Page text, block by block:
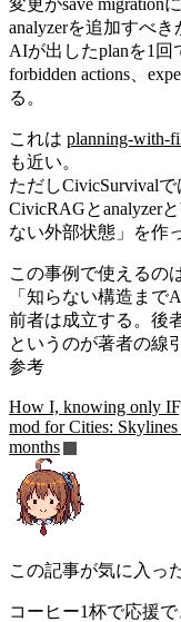
analyzerを追加すべき
AIが出したplanを1回
forbidden actions、
る。
これは planning-with-
も近い。
ただしCivicSurvival
CivicRAGとanalyzer
ない外部状態」を作
この事例で使えるの
「知らない構造まで
前者は成立する。後
というのが著者の線
参考
How I, knowing only
mod for Cities:
months
この記事が気に入っ
コーヒー1杯で応援